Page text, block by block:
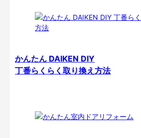
かんたん DAIKEN DIY
丁番らくらく取り換え方法